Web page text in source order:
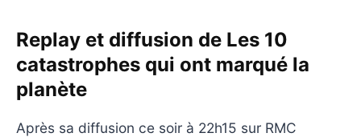
Replay et diffusion de Les 10
catastrophes qui ont marqué la
planète
Après sa diffusion ce soir à 22h15 sur RMC